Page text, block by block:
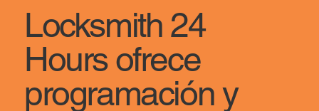
Locksmith 24
Hours ofrece
programación y